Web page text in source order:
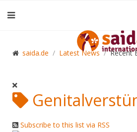
saida.de Latest News Recent
Subscribe to this list via RSS